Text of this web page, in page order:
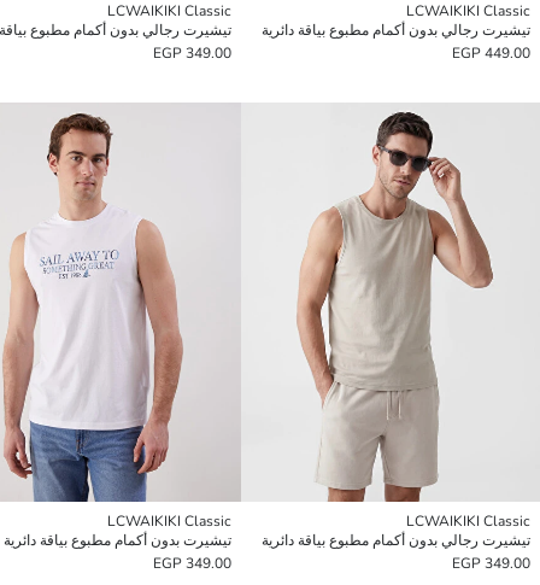
LCWAIKIKI Classic
تيشيرت رجالي بدون أكمام مطبوع بياقة دائرية
449.00 EGP
LCWAIKIKI Classic
تيشيرت رجالي بدون أكمام مطبوع بياقة
349.00 EGP
LCWAIKIKI Classic
تيشيرت رجالي بدون أكمام مطبوع بياقة دائرية
349.00 EGP
LCWAIKIKI Classic
تيشيرت بدون أكمام مطبوع بياقة
349.00 EGP